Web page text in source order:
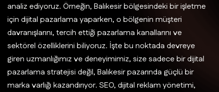
analiz ediyoruz. Örneğin, Balıkesir bölgesindeki bir işletme
için dijital pazarlama yaparken, o bölgenin müşteri
davranışlarını, tercih ettiği pazarlama kanallarını ve
sektörel özelliklerini biliyoruz. İşte bu noktada devreye
giren uzmanlığımız ve deneyimimiz, size sadece bir dijital
pazarlama stratejisi değil, Balıkesir pazarında güçlü bir
marka varlığı kazandırıyor. SEO, dijital reklam yönetimi,